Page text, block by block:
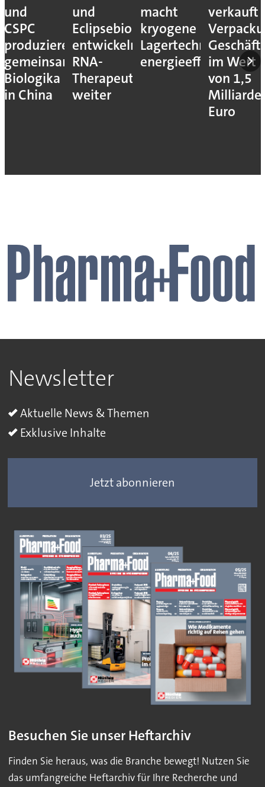
und
CSPC
produzieren
gemeinsam
Biologika
in China
und
Eclipsebio
entwickeln
RNA-
Therapeutika
weiter
macht
kryogene
Lagertechnik
energieeffizienter
verkauft
im Wert
von 1,5
Euro
Newsletter
Aktuelle News & Themen
Exklusive Inhalte
Jetzt abonnieren
Besuchen Sie unser Heftarchiv
Finden Sie heraus, was die Branche bewegt! Nutzen Sie
das umfangreiche Heftarchiv für Ihre Recherche und